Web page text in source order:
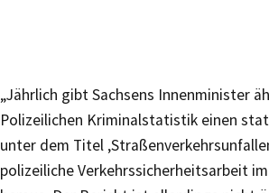
„Jährlich gibt Sachsens Innenminister
Polizeilichen Kriminalstatistik einen
unter dem Titel
polizeiliche Verkehrssicherheitsarbeit